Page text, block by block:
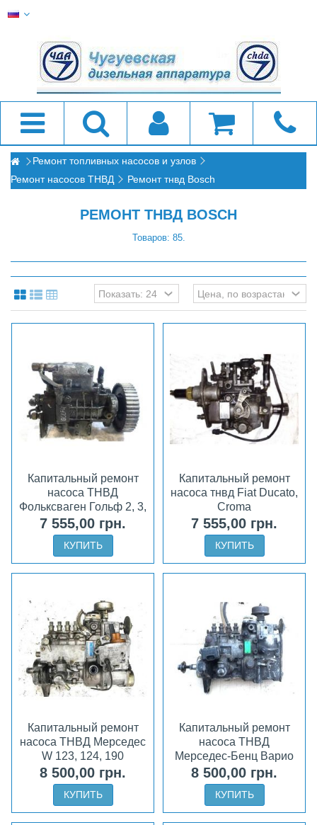
Ремонт топливных насосов и узлов
Ремонт насосов ТНВД
Ремонт тнвд Bosch
РЕМОНТ ТНВД BOSCH
Товаров: 85.
Капитальный ремонт
насоса ТНВД
Фольксваген Гольф 2, 3,
4
7 555,00 грн.
КУПИТЬ
Капитальный ремонт
насоса тнвд Fiat Ducato,
Croma
7 555,00 грн.
КУПИТЬ
Капитальный ремонт
насоса ТНВД Мерседес
W 123, 124, 190
8 500,00 грн.
КУПИТЬ
Капитальный ремонт
насоса ТНВД
Мерседес-Бенц Варио
8 500,00 грн.
КУПИТЬ